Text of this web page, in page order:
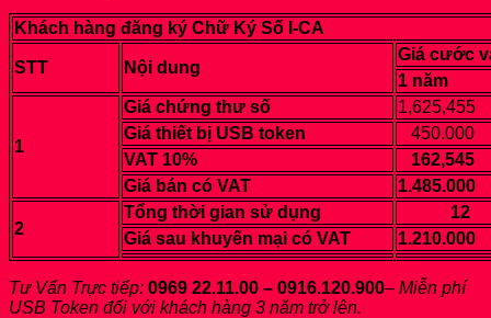
Khách hàng đăng ký Chữ Ký Số I-CA
STT Nội dung
Giá cước
1 năm
1
Giá chứng thư số
1,625,455
Giá thiết bị USB token
450.000
VAT 10%
162,545
Giá bán có VAT
1.485.000
2
Tổng thời gian sử dụng
12
Giá sau khuyến mại có VAT
1.210.000
Tư Vấn Trực tiếp: 0969 22.11.00 – 0916.120.900– Miễn phí
USB Token đối với khách hàng 3 năm trở lên.